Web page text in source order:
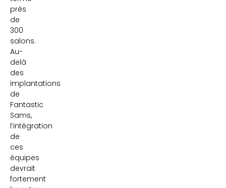
près
de
300
salons.
Au-
delà
des
implantations
de
Fantastic
Sams,
l’intégration
de
ces
équipes
devrait
fortement